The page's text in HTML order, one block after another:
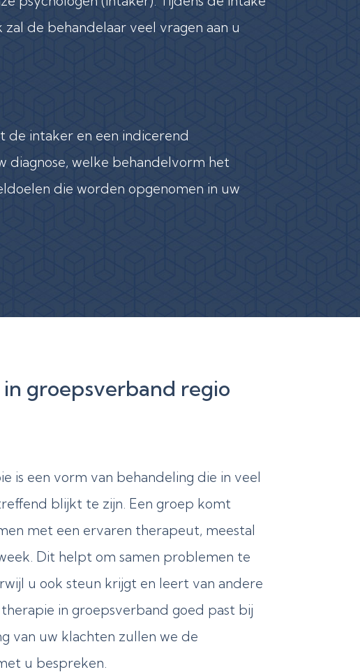
de behandelaar veel vragen aan u
de intaker en een indicerend
diagnose, welke behandelvorm het
die worden opgenomen in uw
groepsverband regio
is een vorm van behandeling die in veel
blijkt te zijn. Een groep komt
met een ervaren therapeut, meestal
Dit helpt om samen problemen te
u ook steun krijgt en leert van andere
in groepsverband goed past bij
van uw klachten zullen we de
u bespreken.